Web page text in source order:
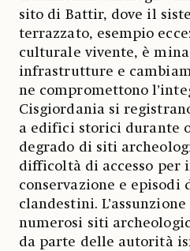
sito di Battir, dove il
terrazzato, esempio
culturale vivente, è
infrastrutture e
ne compromettono
Cisgiordania si
a edifici storici durante
degrado di siti
difficoltà di accesso per
conservazione e episodi
clandestini.
numerosi siti
da parte delle autorità